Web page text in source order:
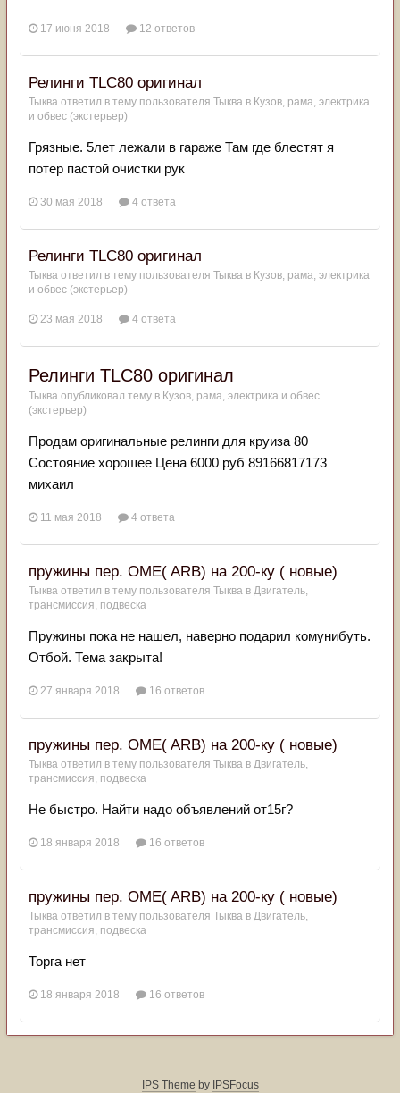
17 июня 2018 12 ответов
Релинги TLC80 оригинал
Тыква ответил в тему пользователя Тыква в Кузов, рама, электрика
и обвес (экстерьер)
Грязные. 5лет лежали в гараже Там где блестят я
потер пастой очистки рук
30 мая 2018 4 ответа
Релинги TLC80 оригинал
Тыква ответил в тему пользователя Тыква в Кузов, рама, электрика
и обвес (экстерьер)
23 мая 2018 4 ответа
Релинги TLC80 оригинал
Тыква опубликовал тему в Кузов, рама, электрика и обвес
(экстерьер)
Продам оригинальные релинги для круиза 80
Состояние хорошее Цена 6000 руб 89166817173
михаил
11 мая 2018 4 ответа
пружины пер. OME( ARB) на 200-ку ( новые)
Тыква ответил в тему пользователя Тыква в Двигатель,
трансмиссия, подвеска
Пружины пока не нашел, наверно подарил комунибуть.
Отбой. Тема закрыта!
27 января 2018 16 ответов
пружины пер. OME( ARB) на 200-ку ( новые)
Тыква ответил в тему пользователя Тыква в Двигатель,
трансмиссия, подвеска
Не быстро. Найти надо объявлений от15г?
18 января 2018 16 ответов
пружины пер. OME( ARB) на 200-ку ( новые)
Тыква ответил в тему пользователя Тыква в Двигатель,
трансмиссия, подвеска
Торга нет
18 января 2018 16 ответов
IPS Theme by IPSFocus